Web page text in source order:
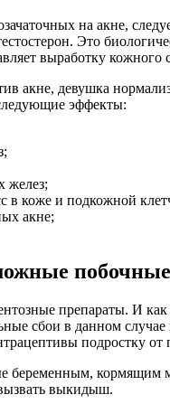
на акне,
Это
выработку кожного
акне, девушка
эффекты:
желез;
в коже и подкожной
акне;
препараты. И
сбои в данном
подростку
беременным,
выкидыш.